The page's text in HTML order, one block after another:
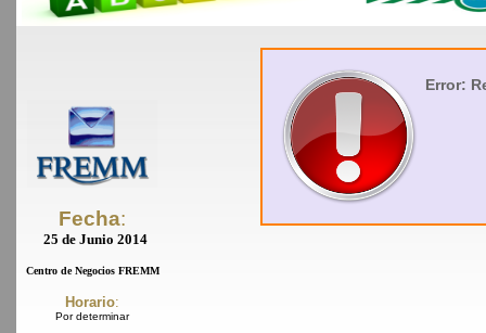
Fecha:
25 de Junio 2014
Centro de Negocios FREMM
Horario:
Por determinar
Error: